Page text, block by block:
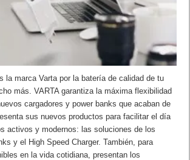
la marca Varta por la batería de calidad de tu
más. VARTA garantiza la máxima flexibilidad
cargadores y power banks que acaban de
sus nuevos productos para facilitar el día
activos y modernos: las soluciones de los
y el High Speed Charger. También, para
en la vida cotidiana, presentan los